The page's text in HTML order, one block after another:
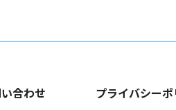
合わせ プライバシーポ